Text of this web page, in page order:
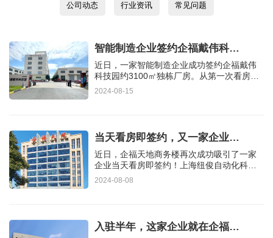
公司动态 行业资讯 常见问题
智能制造企业签约企福戴伟科…
近日，一家智能制造企业成功签约企福戴伟
科技园约3100㎡独栋厂房。从第一次看房到
最终签约，整个过程仅用了…
2024-08-15
当天看房即签约，又一家企业…
近日，企福天地商务楼再次成功吸引了一家
企业当天看房即签约！上海纽俊自动化科技
有限公司的负责人李总在看…
2024-08-08
入驻半年，这家企业就在企福…